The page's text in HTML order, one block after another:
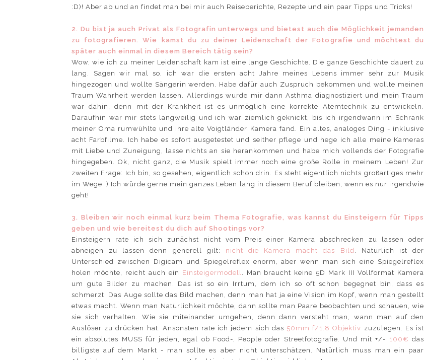
:D)! Aber ab und an findet man bei mir auch Reiseberichte, Rezepte und ein paar Tipps und Tricks!
2. Du bist ja auch Privat als Fotografin unterwegs und bietest auch die Möglichkeit jemanden
zu fotografieren. Wie kamst du zu deiner Leidenschaft der Fotografie und möchtest du
später auch einmal in diesem Bereich tätig sein?
Wow, wie ich zu meiner Leidenschaft kam ist eine lange Geschichte. Die ganze Geschichte dauert zu
lang. Sagen wir mal so, ich war die ersten acht Jahre meines Lebens immer sehr zur Musik
hingezogen und wollte Sängerin werden. Habe dafür auch Zuspruch bekommen und wollte meinen
Traum Wahrheit werden lassen. Allerdings wurde mir dann Asthma diagnostiziert und mein Traum
war dahin, denn mit der Krankheit ist es unmöglich eine korrekte Atemtechnik zu entwickeln.
Daraufhin war mir stets langweilig und ich war ziemlich geknickt, bis ich irgendwann im Schrank
meiner Oma rumwühlte und ihre alte Voigtländer Kamera fand. Ein altes, analoges Ding - inklusive
acht Farbfilme. Ich habe es sofort ausgetestet und seither pflege und hege ich alle meine Kameras
mit Liebe und Zuneigung, lasse nichts an sie herankommen und habe mich vollends der Fotografie
hingegeben. Ok, nicht ganz, die Musik spielt immer noch eine große Rolle in meinem Leben! Zur
zweiten Frage: Ich bin, so gesehen, eigentlich schon drin. Es steht eigentlich nichts großartiges mehr
im Wege :) Ich würde gerne mein ganzes Leben lang in diesem Beruf bleiben, wenn es nur irgendwie
geht!
3. Bleiben wir noch einmal kurz beim Thema Fotografie, was kannst du Einsteigern für Tipps
geben und wie bereitest du dich auf Shootings vor?
Einsteigern rate ich sich zunächst nicht vom Preis einer Kamera abschrecken zu lassen oder
abneigen zu lassen denn generell gilt: nicht die Kamera macht das Bild
. Natürlich ist der
Unterschied zwischen Digicam und Spiegelreflex enorm, aber wenn man sich eine Spiegelreflex
holen möchte, reicht auch ein Einsteigermodell
. Man braucht keine 5D Mark III Vollformat Kamera
um gute Bilder zu machen. Das ist so ein Irrtum, dem ich so oft schon begegnet bin, dass es
schmerzt. Das Auge sollte das Bild machen, denn man hat ja eine Vision im Kopf, wenn man gestellt
etwas macht. Wenn man Natürlichkeit möchte, dann sollte man Paare beobachten und schauen, wie
sie sich verhalten. Wie sie miteinander umgehen, denn dann versteht man, wann man auf den
Auslöser zu drücken hat. Ansonsten rate ich jedem sich das 50mm f/1.8 Objektiv zuzulegen. Es ist
ein absolutes MUSS für jeden, egal ob Food-, People oder Streetfotografie. Und mit +/- 100€ das
billigste auf dem Markt - man sollte es aber nicht unterschätzen. Natürlich muss man ein paar